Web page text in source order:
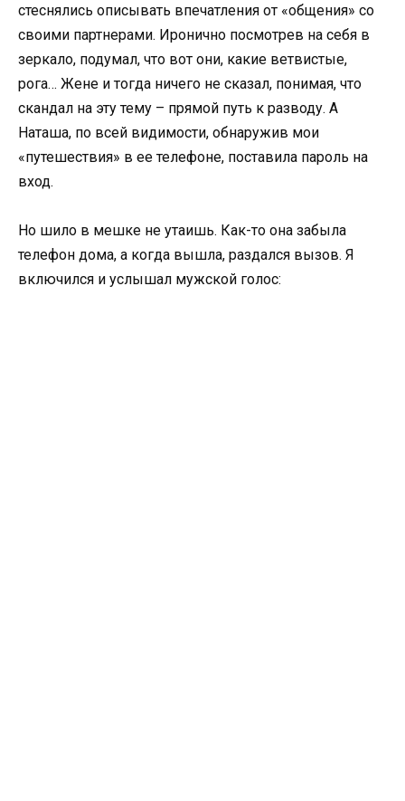
стеснялись описывать впечатления от «общения» со
своими партнерами. Иронично посмотрев на себя в
зеркало, подумал, что вот они, какие ветвистые,
рога… Жене и тогда ничего не сказал, понимая, что
скандал на эту тему – прямой путь к разводу. А
Наташа, по всей видимости, обнаружив мои
«путешествия» в ее телефоне, поставила пароль на
вход.
Но шило в мешке не утаишь. Как-то она забыла
телефон дома, а когда вышла, раздался вызов. Я
включился и услышал мужской голос: